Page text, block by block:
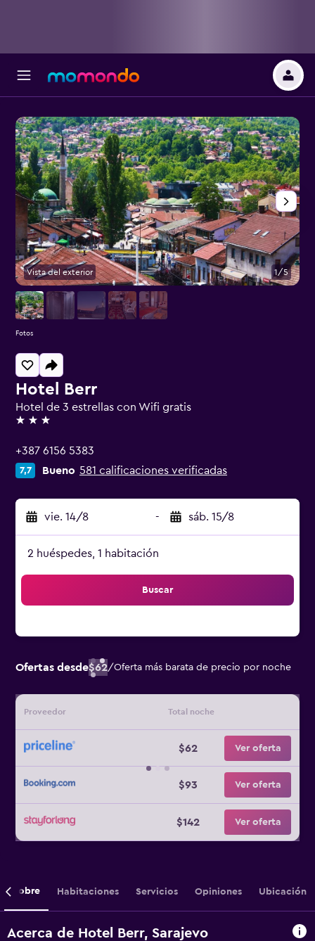
Hotel Berr
Hotel de 3 estrellas con Wifi gratis
3 estrellas
+387 6156 5383
7,7 Bueno 581 calificaciones verificadas
vie. 14/8 - sáb. 15/8
2 huéspedes, 1 habitación
Buscar
Ofertas desde$62/Oferta más barata de precio por noche
Proveedor Total noche
$62 Ver oferta
$93 Ver oferta
$142 Ver oferta
Vista del exterior 1/5
Fotos
Sobre Habitaciones Servicios Opiniones Ubicación
Acerca de Hotel Berr, Sarajevo